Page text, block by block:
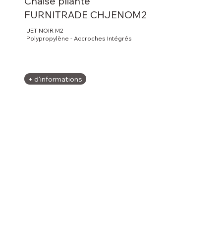
FURNITRADE CHJENOM2
JET NOIR M2
Polypropylène - Accroches Intégrés
+ d'informations